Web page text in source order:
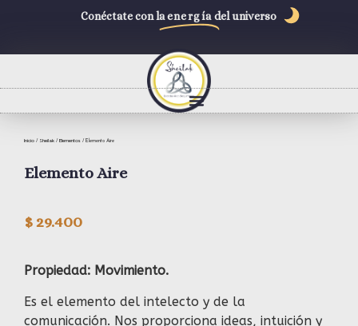
Conéctate con la energía del universo
Inicio / Sheilak / Elementos / Elemento Aire
Elemento Aire
$29.400
Propiedad: Movimiento.
Es el elemento del intelecto y de la
comunicación. Nos proporciona ideas, intuición y